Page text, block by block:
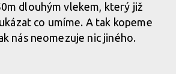
dlouhým vlekem, který již
co umíme. A tak kopeme
nás neomezuje nic jiného.